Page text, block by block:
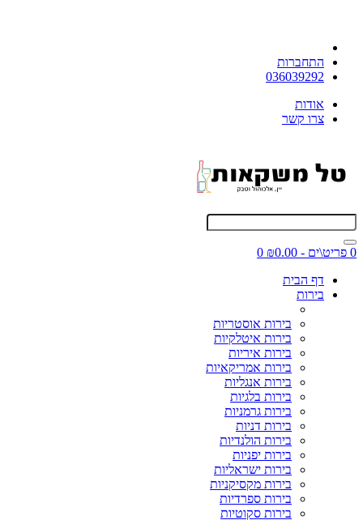
התחברות
036039292
אודות
צרו קשר
0 פריט\ים - ₪0.00
0
דף הבית
בירות
בירות אוסטריות
בירות איטלקיות
בירות איריות
בירות אמריקאיות
בירות אנגליות
בירות בלגיות
בירות גרמניות
בירות דניות
בירות הולנדיות
בירות יפניות
בירות ישראליות
בירות מקסיקניות
בירות ספרדיות
בירות סקוטיות